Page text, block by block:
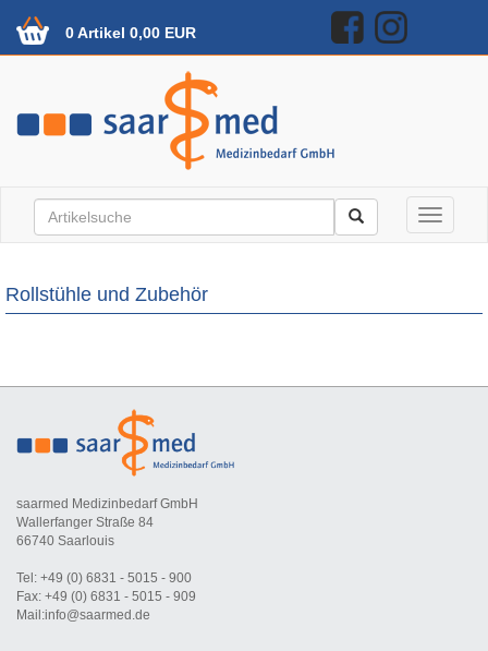
0 Artikel 0,00 EUR
Toggle
Rollstühle und Zubehör
saarmed Medizinbedarf GmbH
Wallerfanger Straße 84
66740 Saarlouis
Tel: +49 (0) 6831 - 5015 - 900
Fax: +49 (0) 6831 - 5015 - 909
Mail:info@saarmed.de